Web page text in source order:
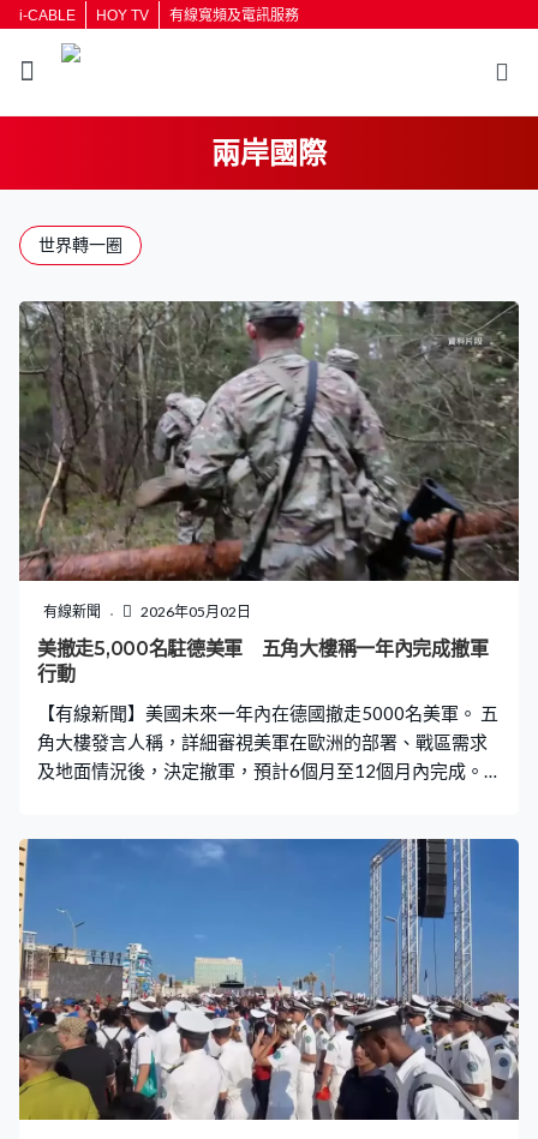
i-CABLE HOY TV 有線寬頻及電訊服務
兩岸國際
世界轉一圈
有線新聞 2026年05月02日
美撤走5,000名駐德美軍 五角大樓稱一年內完成撤軍
行動
【有線新聞】美國未來一年內在德國撤走5000名美軍。 五
角大樓發言人稱，詳細審視美軍在歐洲的部署、戰區需求
及地面情況後，決定撤軍，預計6個月至12個月內完成。
評美國對伊朗的軍事行動，研究削減駐德國美軍人數。有
五角大樓高級官員指，默茨連日言論並不恰當亦沒有益
處，總統理所當然地作出回應。